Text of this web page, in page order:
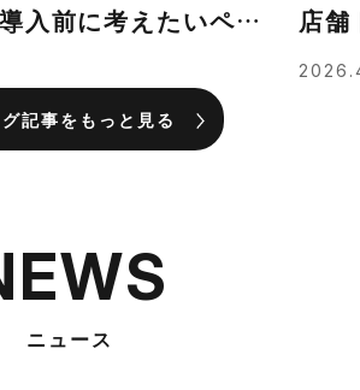
入前に考えたいペー
店
れる
記事をもっと見る
ニュース